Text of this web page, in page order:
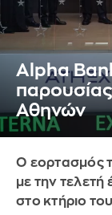
Alpha
Αθηνών
Ο εορτασμός
με την
στο κτήριο